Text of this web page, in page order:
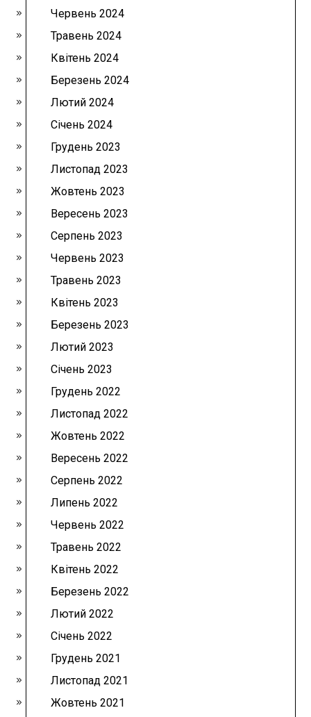
Червень 2024
Травень 2024
Квітень 2024
Березень 2024
Лютий 2024
Січень 2024
Грудень 2023
Листопад 2023
Жовтень 2023
Вересень 2023
Серпень 2023
Червень 2023
Травень 2023
Квітень 2023
Березень 2023
Лютий 2023
Січень 2023
Грудень 2022
Листопад 2022
Жовтень 2022
Вересень 2022
Серпень 2022
Липень 2022
Червень 2022
Травень 2022
Квітень 2022
Березень 2022
Лютий 2022
Січень 2022
Грудень 2021
Листопад 2021
Жовтень 2021